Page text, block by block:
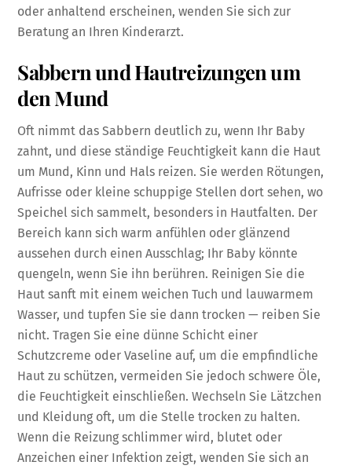
oder anhaltend erscheinen, wenden Sie sich zur
Beratung an Ihren Kinderarzt.
Sabbern und Hautreizungen um
den Mund
Oft nimmt das Sabbern deutlich zu, wenn Ihr Baby
zahnt, und diese ständige Feuchtigkeit kann die Haut
um Mund, Kinn und Hals reizen. Sie werden Rötungen,
Aufrisse oder kleine schuppige Stellen dort sehen, wo
Speichel sich sammelt, besonders in Hautfalten. Der
Bereich kann sich warm anfühlen oder glänzend
aussehen durch einen Ausschlag; Ihr Baby könnte
quengeln, wenn Sie ihn berühren. Reinigen Sie die
Haut sanft mit einem weichen Tuch und lauwarmem
Wasser, und tupfen Sie sie dann trocken — reiben Sie
nicht. Tragen Sie eine dünne Schicht einer
Schutzcreme oder Vaseline auf, um die empfindliche
Haut zu schützen, vermeiden Sie jedoch schwere Öle,
die Feuchtigkeit einschließen. Wechseln Sie Lätzchen
und Kleidung oft, um die Stelle trocken zu halten.
Wenn die Reizung schlimmer wird, blutet oder
Anzeichen einer Infektion zeigt, wenden Sie sich an